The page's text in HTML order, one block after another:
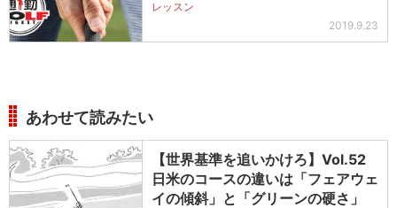
レッスン
2019.9.23
あわせて読みたい
【世界基準を追いかけろ】Vol.52
日米のコースの違いは「フェアウェ
イの傾斜」と「グリーンの硬さ」